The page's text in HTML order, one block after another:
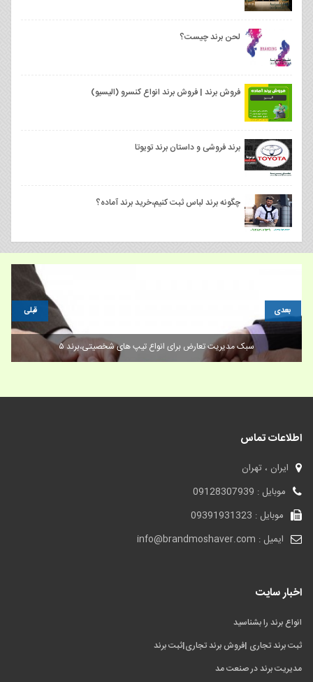
لحن برند چیست؟
فروش برند | فروش برند انواع کنسرو (الیسیو)
برند فروشی و داستان برند تویوتا
چگونه برند لباس ثبت کنیم،خرید برند آماده؟
وفادار سازی مشتری برای برندینگ
قبلی بعدی
اطلاعات تماس
ایران ، تهران
موبایل : 09128307939
موبایل : 09391931323
ایمیل : info@brandmoshaver.com
اخبار سایت
انواع برند را بشناسید
ثبت برند تجاری |فروش برند تجاری|ثبت برند
مدیریت برند در صنعت مد